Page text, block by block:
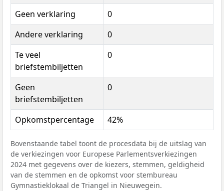
Geen verklaring
0
Andere verklaring
0
Te veel
briefstembiljetten
0
Geen
briefstembiljetten
0
Opkomstpercentage 42%
Bovenstaande tabel toont de procesdata bij de uitslag van
de verkiezingen voor Europese Parlementsverkiezingen
2024 met gegevens over de kiezers, stemmen, geldigheid
van de stemmen en de opkomst voor stembureau
Gymnastieklokaal de Triangel in Nieuwegein.